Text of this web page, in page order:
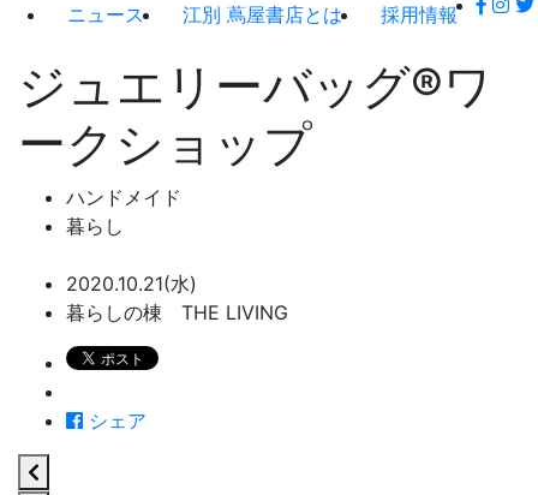
ニュース 江別 蔦屋書店とは 採用情報
ジュエリーバッグ®ワ
ークショップ
ハンドメイド
暮らし
2020.10.21(水)
暮らしの棟 THE LIVING
シェア